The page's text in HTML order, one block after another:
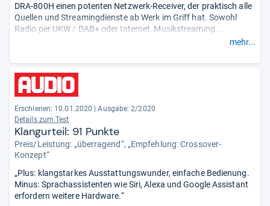
DRA-800H einen potenten Netzwerk-Receiver, der praktisch alle
Quellen und Streamingdienste ab Werk im Griff hat. Sowohl
Radio per UKW / DAB+ oder Internet, Musikstreaming ...
Plattenspieler oder Musik vom Smartphone - alles das spielt der
beste Ausstattung, toller Klang, alles zu fairem Preis ...“
mehr...
Erschienen: 10.01.2020 | Ausgabe: 2/2020
Details zum Test
Klangurteil: 91 Punkte
Preis/Leistung: „überragend“, „Empfehlung: Crossover-
Konzept“
„Plus: klangstarkes Ausstattungswunder, einfache Bedienung.
Minus: Sprachassistenten wie Siri, Alexa und Google Assistant
erfordern weitere Hardware.“